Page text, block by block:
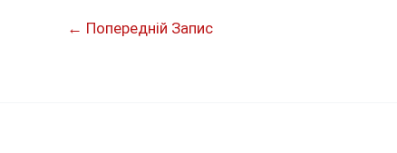
← Попередній Запис